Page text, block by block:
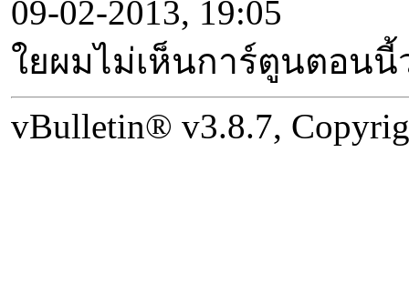
09-02-2013, 19:05
ใยผมไม่เห็นการ์ตูนตอนนี้
vBulletin® v3.8.7,